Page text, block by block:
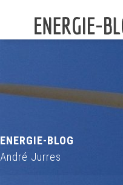
ENERGIE-BLOG
André Jurres